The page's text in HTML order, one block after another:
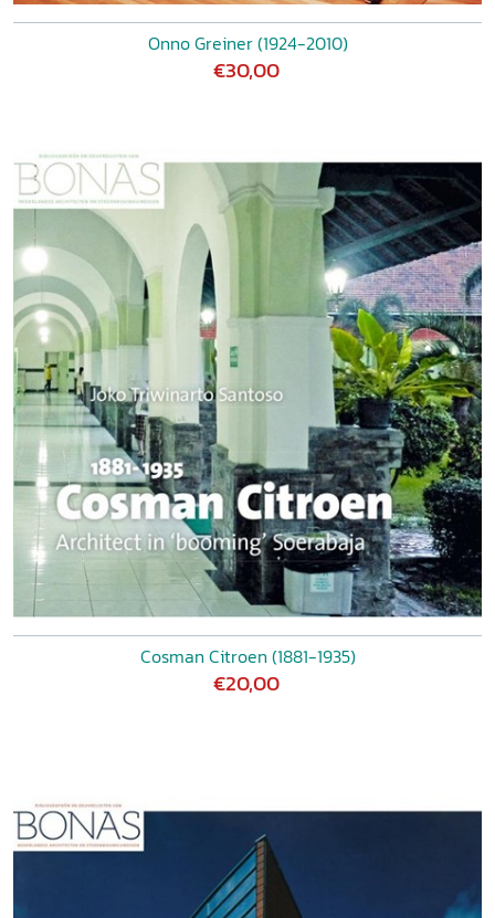
Onno Greiner (1924-2010)
€30,00
Cosman Citroen (1881-1935)
€20,00